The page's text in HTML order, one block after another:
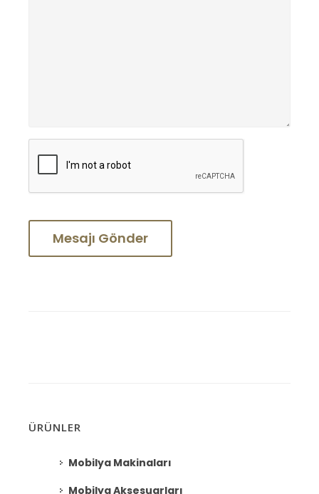
ÜRÜNLER
Mobilya Makinaları
Mobilya Aksesuarları